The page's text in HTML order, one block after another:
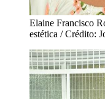
Elaine Francisco
estética / Crédito: